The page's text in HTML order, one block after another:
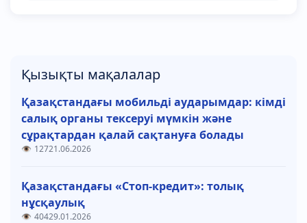
Қызықты мақалалар
Қазақстандағы мобильді аударымдар: кімді
салық органы тексеруі мүмкін және
сұрақтардан қалай сақтануға болады
12721.06.2026
Қазақстандағы «Стоп-кредит»: толық
нұсқаулық
40429.01.2026